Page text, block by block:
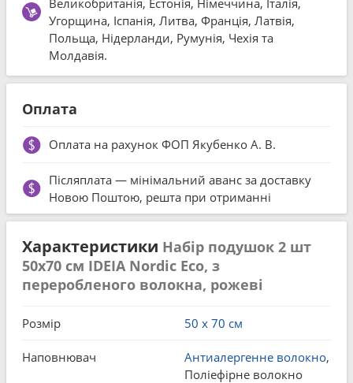
Угорщина, Іспанія, Литва, Франція, Латвія,
Польща, Нідерланди, Румунія, Чехія та
Молдавія.
Оплата
Оплата на рахунок ФОП Якубенко А. В.
Післяплата — мінімальний аванс за доставку
Новою Поштою, решта при отриманні
Характеристики Набір подушок 2 шт
50x70 см IDEIA Nordic Eco, з
переробленого волокна, рожеві
Розмір 50 x 70 см
Наповнювач Антиалергенне волокно,
Поліефірне волокно